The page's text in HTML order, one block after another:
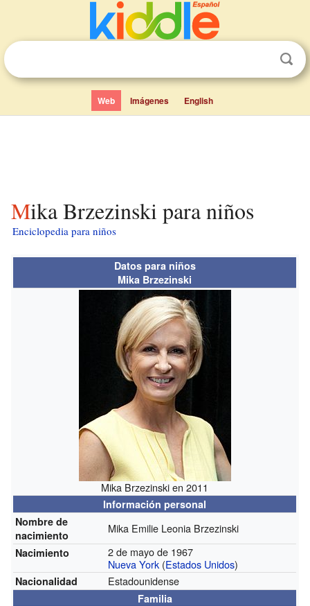
Web Imágenes English
Mika Brzezinski para niños
Enciclopedia para niños
Datos para niños
Mika Brzezinski
Mika Brzezinski en 2011
Información personal
Nombre de
nacimiento
Mika Emilie Leonia Brzezinski
Nacimiento
2 de mayo de 1967
Nueva York (Estados Unidos)
Nacionalidad Estadounidense
Familia